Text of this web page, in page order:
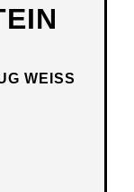
WEISS